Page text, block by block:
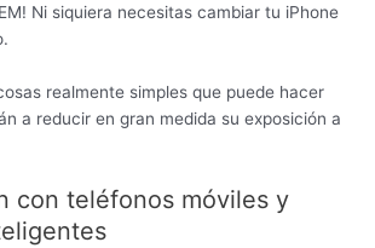
Ni siquiera necesitas cambiar tu iPhone
realmente simples que puede hacer
a reducir en gran medida su exposición a
con teléfonos móviles y